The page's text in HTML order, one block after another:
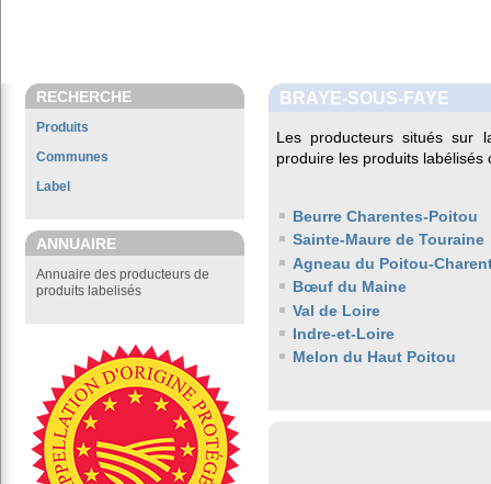
RECHERCHE
Produits
Communes
Label
ANNUAIRE
Annuaire des producteurs de
produits labelisés
BRAYE-SOUS-FAYE
Les producteurs situés sur
produire les produits labélisés
Beurre Charentes-Poitou
Sainte-Maure de Touraine
Agneau du Poitou-
Bœuf du Maine
Val de Loire
Indre-et-Loire
Melon du Haut Poitou